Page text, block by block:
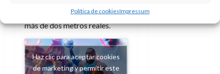
Política de cookiesImpressum
clásico para así reflejar sus
más de dos metros reales.
Haz clic para aceptar cookies
de marketing y permitir este